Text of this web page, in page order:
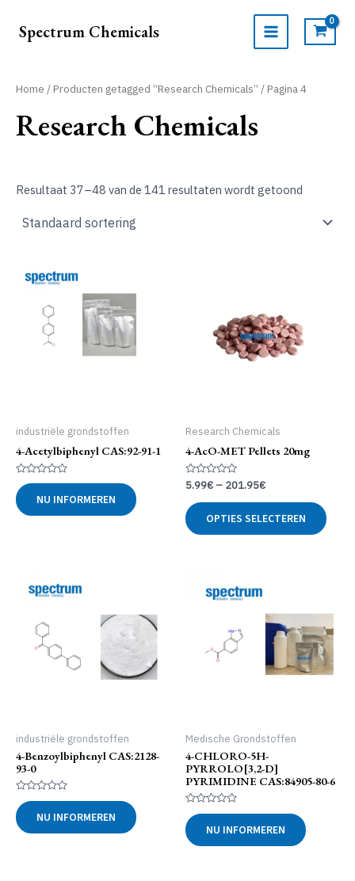
naarSpectrum Chemicals
MAIN
Home /Producten getagged “Research Chemicals” / Pagina 4
Research Chemicals
Resultaat 37–48 van de 141 resultaten wordt getoond
industriële grondstoffen
4-Acetylbiphenyl CAS:92-91-1
Gewaardeerd
0
uit
5
NU INFORMEREN
Research Chemicals
4-AcO-MET Pellets 20mg
Gewaardeerd
0
uit
5
5.99€ – 201.95€
OPTIES SELECTEREN
op
industriële grondstoffen
4-Benzoylbiphenyl CAS:2128-
93-0
Gewaardeerd
0
uit
5
NU INFORMEREN
Medische Grondstoffen
4-CHLORO-5H-
PYRROLO[3,2-D]
PYRIMIDINE CAS:84905-80-6
Gewaardeerd
0
uit
5
NU INFORMEREN